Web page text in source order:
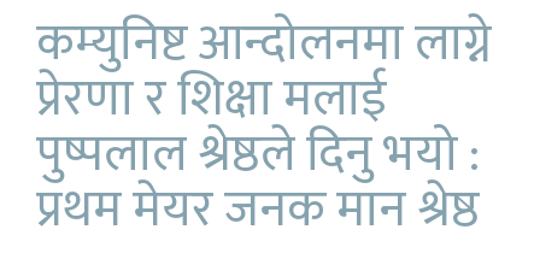
कम्युनिष्ट आन्दोलनमा लाग्ने
प्रेरणा र शिक्षा मलाई
पुष्पलाल श्रेष्ठले दिनु भयो :
प्रथम मेयर जनक मान श्रेष्ठ